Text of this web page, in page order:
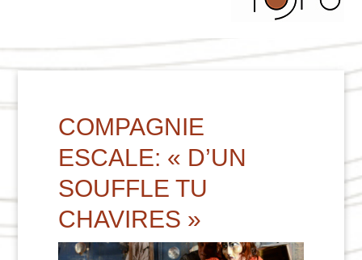
COMPAGNIE
ESCALE: « D’UN
SOUFFLE TU
CHAVIRES »